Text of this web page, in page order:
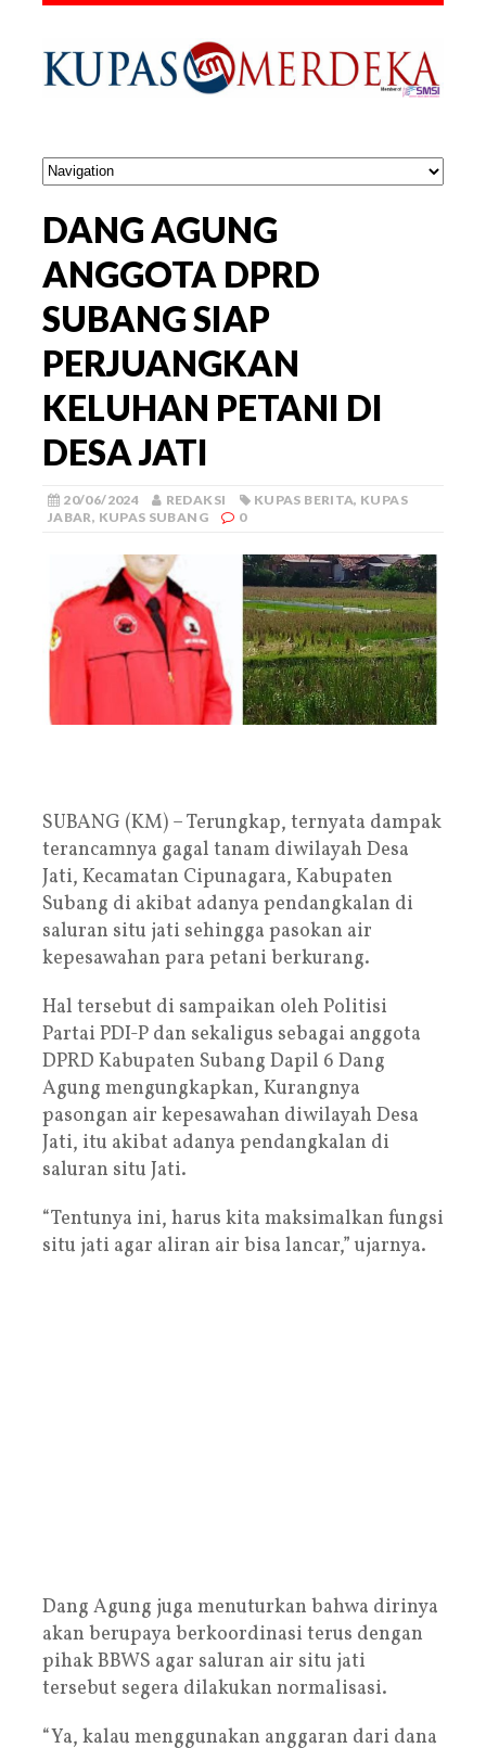
DANG AGUNG
ANGGOTA DPRD
SUBANG SIAP
PERJUANGKAN
KELUHAN PETANI DI
DESA JATI
20/06/2024 REDAKSI KUPAS BERITA, KUPAS
JABAR, KUPAS SUBANG 0
SUBANG (KM) – Terungkap, ternyata dampak
terancamnya gagal tanam diwilayah Desa
Jati, Kecamatan Cipunagara, Kabupaten
Subang di akibat adanya pendangkalan di
saluran situ jati sehingga pasokan air
kepesawahan para petani berkurang.
Hal tersebut di sampaikan oleh Politisi
Partai PDI-P dan sekaligus sebagai anggota
DPRD Kabupaten Subang Dapil 6 Dang
Agung mengungkapkan, Kurangnya
pasongan air kepesawahan diwilayah Desa
Jati, itu akibat adanya pendangkalan di
saluran situ Jati.
“Tentunya ini, harus kita maksimalkan fungsi
situ jati agar aliran air bisa lancar,” ujarnya.
Dang Agung juga menuturkan bahwa dirinya
akan berupaya berkoordinasi terus dengan
pihak BBWS agar saluran air situ jati
tersebut segera dilakukan normalisasi.
“Ya, kalau menggunakan anggaran dari dana